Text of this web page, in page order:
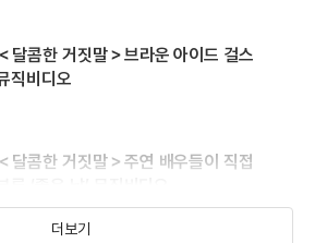
＜달콤한 거짓말＞브라운 아이드 걸스
직비디오
＜달콤한 거짓말＞주연 배우들이 직접
더보기